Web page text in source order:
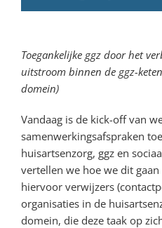
Toegankelijke ggz door het
uitstroom binnen de ggz-
domein)
Vandaag is de kick-off van
samenwerkingsafspraken
huisartsenzorg, ggz en
vertellen we hoe we dit gaan
hiervoor verwijzers
organisaties in de
domein, die deze taak op